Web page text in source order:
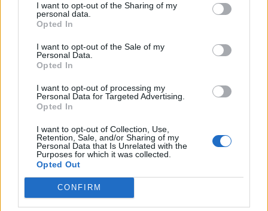
I want to opt-out of the Sharing of my
personal data.
Opted In
I want to opt-out of the Sale of my
Personal Data.
Opted In
I want to opt-out of processing my
Personal Data for Targeted Advertising.
Opted In
I want to opt-out of Collection, Use,
Retention, Sale, and/or Sharing of my
Personal Data that Is Unrelated with the
Purposes for which it was collected.
Opted Out
CONFIRM
Καίτη Γκρέυ: «Δυστυχώς τα πράγματα…»
Τρ, 15 Οκτ 2024 21:27
Κρίσιμα είναι τα τελευταία εικοσιτετράωρα για την Καίτη